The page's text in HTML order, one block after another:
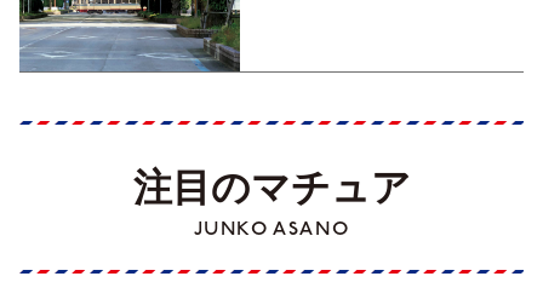
注目のマチュア
JUNKO ASANO